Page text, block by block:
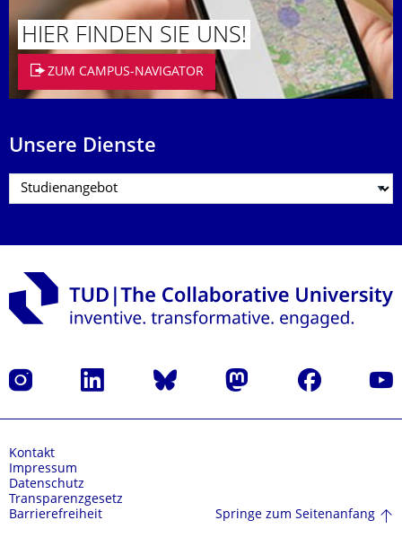
HIER FINDEN SIE UNS!
ZUM CAMPUS-NAVIGATOR
Unsere Dienste
Instagram LinkedIn Bluesky Mastodon Facebook
Kontakt
Impressum
Datenschutz
Transparenzgesetz
Barrierefreiheit
Springe zum Seitenanfang